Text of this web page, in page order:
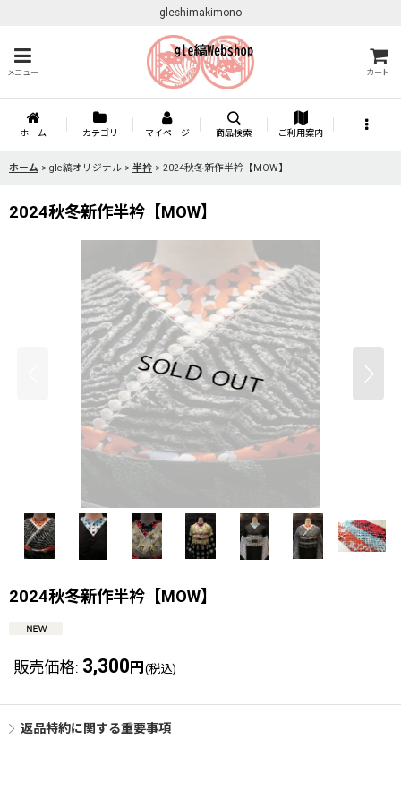
gleshimakimono
メニュー カート
ホーム カテゴリ マイページ 商品検索 ご利用案内
ホーム > gle縞オリジナル > 半衿 > 2024秋冬新作半衿【MOW】
2024秋冬新作半衿【MOW】
2024秋冬新作半衿【MOW】
販売価格: 3,300 円 (税込)
返品特約に関する重要事項